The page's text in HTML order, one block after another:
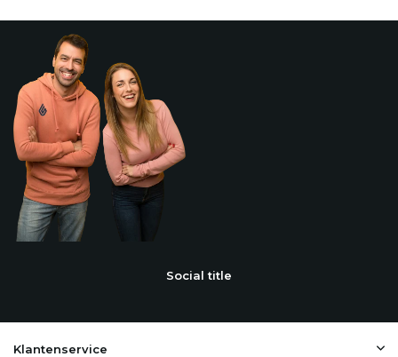
Social title
Klantenservice